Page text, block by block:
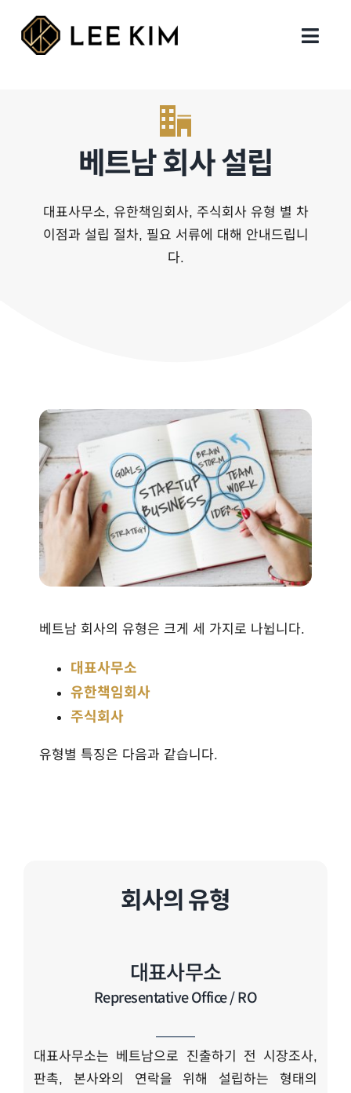
content
행정 업무
세무회계
베트남 회사 설립
대표사무소, 유한책임회사, 주식회사 유형 별 차
이점과 설립 절차, 필요 서류에 대해 안내드립니
다.
베트남 회사의 유형은 크게 세 가지로 나뉩니다.
대표사무소
유한책임회사
주식회사
유형별 특징은 다음과 같습니다.
회사의 유형
대표사무소
Representative Office / RO
대표사무소는 베트남으로 진출하기 전 시장조사,
판촉, 본사와의 연락을 위해 설립하는 형태의